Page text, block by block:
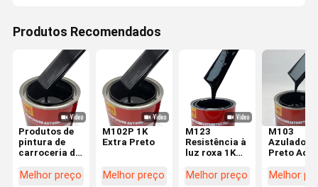
Produtos Recomendados
Produtos de
pintura de
carroceria de
1k pintura
Melhor preço
M102P 1K
Extra Preto
Melhor preço
M123
Resistência à
luz roxa 1K
de pintura
Melhor preço
M103
Azulado
Preto
Paint 1K
Melhor